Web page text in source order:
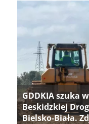
GDDKIA szuka
Beskidzkiej
Bielsko-Biała.